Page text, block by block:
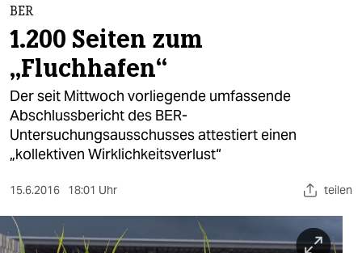
themen
politik
öko
gesellschaft
kultur
sport
berlin
BER
1.200 Seiten zum
„Fluchhafen“
Der seit Mittwoch vorliegende umfassende
Abschlussbericht des BER-
Untersuchungsausschusses attestiert einen
„kollektiven Wirklichkeitsverlust“
15.6.2016 18:01 Uhr teilen